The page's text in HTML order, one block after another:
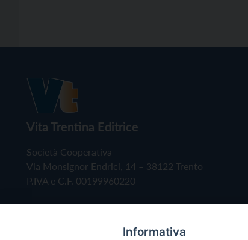
Vita Trentina Editrice
Società Cooperativa
Via Monsignor Endrici, 14 – 38122 Trento
P.IVA e C.F. 00199960220
Informativa